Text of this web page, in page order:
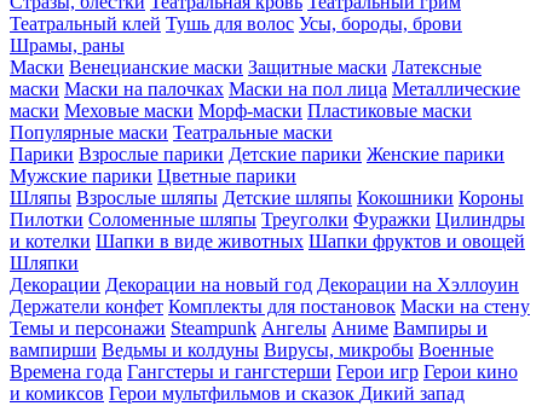
Театральный клей Тушь для волос Усы, бороды, брови
Шрамы, раны
Маски Венецианские маски Защитные маски Латексные
маски Маски на палочках Маски на пол лица Металлические
маски Меховые маски Морф-маски Пластиковые маски
Популярные маски Театральные маски
Парики Взрослые парики Детские парики Женские парики
Мужские парики Цветные парики
Шляпы Взрослые шляпы Детские шляпы Кокошники Короны
Пилотки Соломенные шляпы Треуголки Фуражки Цилиндры
и котелки Шапки в виде животных Шапки фруктов и овощей
Шляпки
Декорации Декорации на новый год Декорации на Хэллоуин
Держатели конфет Комплекты для постановок Маски на стену
Темы и персонажи Steampunk Ангелы Аниме Вампиры и
вампирши Ведьмы и колдуны Вирусы, микробы Военные
Времена года Гангстеры и гангстерши Герои игр Герои кино
и комиксов Герои мультфильмов и сказок Дикий запад